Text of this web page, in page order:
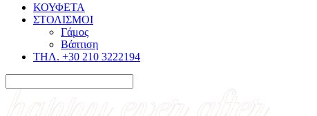
ΚΟΥΦΕΤΑ
ΣΤΟΛΙΣΜΟΙ
Γάμος
Βάπτιση
ΤΗΛ. +30 210 3222194